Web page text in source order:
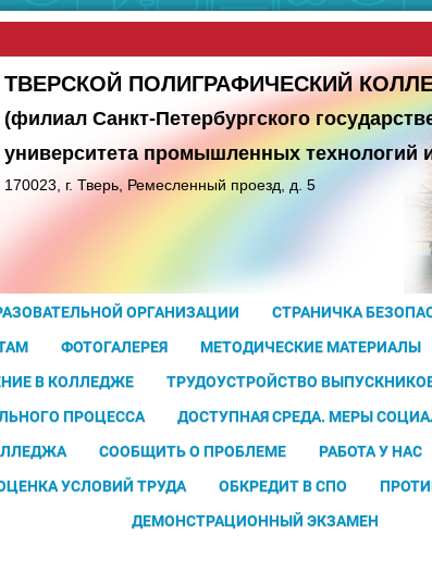
ТВЕРСКОЙ ПОЛИГРАФИЧЕСКИЙ
(филиал Санкт-Петербургского
университетапромышленных технологий
170023, г. Тверь, Ремесленный проезд, д. 5
ОРГАНИЗАЦИИ
СТРАНИЧКА
ФОТОГАЛЕРЕЯ МЕТОДИЧЕСКИЕ МАТЕРИАЛЫ
В КОЛЛЕДЖЕ
ТРУДОУСТРОЙСТВО
ПРОЦЕССА
ДОСТУПНАЯ СРЕДА. МЕРЫ
СООБЩИТЬ О ПРОБЛЕМЕ РАБОТА У НАС
УСЛОВИЙ ТРУДА
ОБКРЕДИТ В СПО
ДЕМОНСТРАЦИОННЫЙ ЭКЗАМЕН